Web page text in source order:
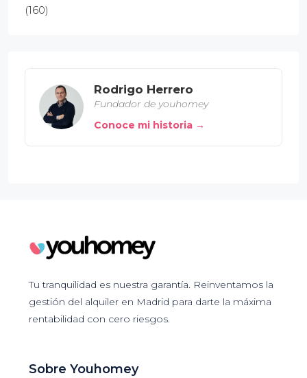
(160)
Rodrigo Herrero
Fundador de youhomey
Conoce mi historia →
Tu tranquilidad es nuestra garantía. Reinventamos la
gestión del alquiler en Madrid para darte la máxima
rentabilidad con cero riesgos.
Sobre Youhomey